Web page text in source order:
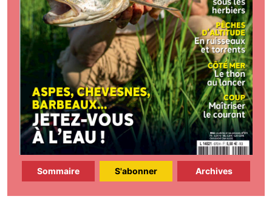
Sommaire S'abonner Archives